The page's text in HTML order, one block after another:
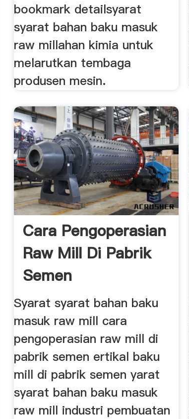
bookmark detailsyarat
syarat bahan baku masuk
raw millahan kimia untuk
melarutkan tembaga
produsen mesin.
Cara Pengoperasian
Raw Mill Di Pabrik
Semen
Syarat syarat bahan baku
masuk raw mill cara
pengoperasian raw mill di
pabrik semen ertikal baku
mill di pabrik semen yarat
syarat bahan baku masuk
raw mill industri pembuatan